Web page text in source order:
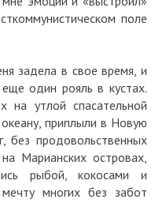
поле
задела в свое время, и
один рояль в кустах.
на утлой спасательной
приплыли в Новую
без продовольственных
Марианских островах,
рыбой, кокосами и
многих без забот